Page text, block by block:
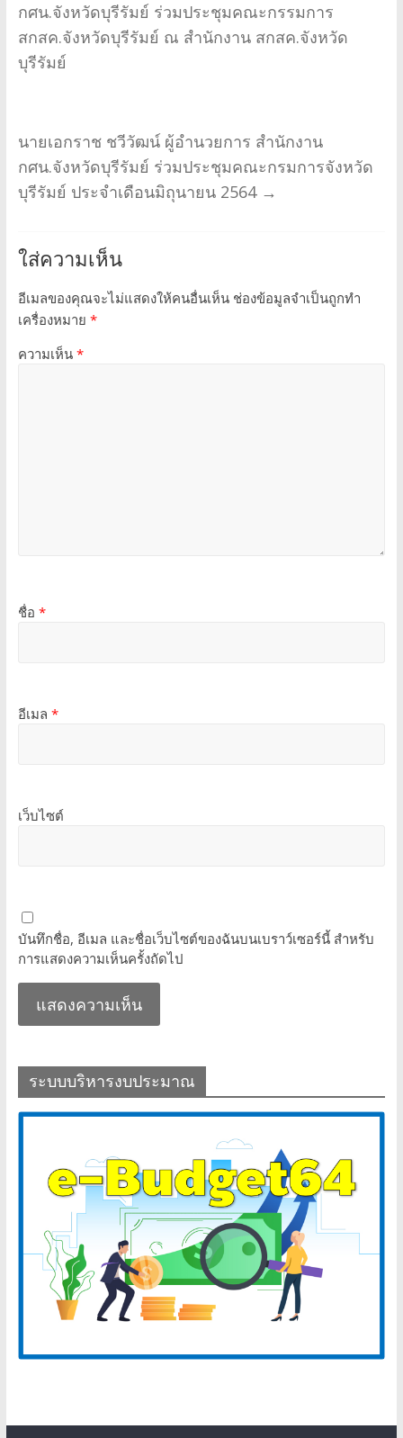
กศน.จังหวัดบุรีรัมย์ ร่วมประชุมคณะกรรมการ
สกสค.จังหวัดบุรีรัมย์ ณ สำนักงาน สกสค.จังหวัด
บุรีรัมย์
นายเอกราช ชวีวัฒน์ ผู้อำนวยการ สำนักงาน
กศน.จังหวัดบุรีรัมย์ ร่วมประชุมคณะกรมการจังหวัด
บุรีรัมย์ ประจำเดือนมิถุนายน 2564 →
ใส่ความเห็น
อีเมลของคุณจะไม่แสดงให้คนอื่นเห็น ช่องข้อมูลจำเป็นถูกทำ
เครื่องหมาย *
ความเห็น *
ชื่อ *
อีเมล *
เว็บไซต์
บันทึกชื่อ, อีเมล และชื่อเว็บไซต์ของฉันบนเบราว์เซอร์นี้ สำหรับ
การแสดงความเห็นครั้งถัดไป
ระบบบริหารงบประมาณ